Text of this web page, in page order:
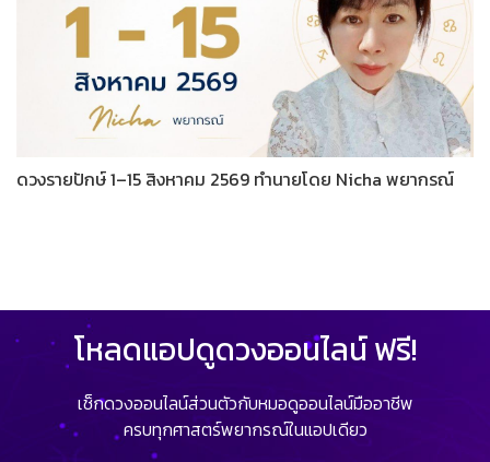
ดวงรายปักษ์ 1–15 สิงหาคม 2569 ทำนายโดย Nicha พยากรณ์
โหลดแอปดูดวงออนไลน์ ฟรี!
เช็กดวงออนไลน์ส่วนตัวกับหมอดูออนไลน์มืออาชีพ
ครบทุกศาสตร์พยากรณ์ในแอปเดียว